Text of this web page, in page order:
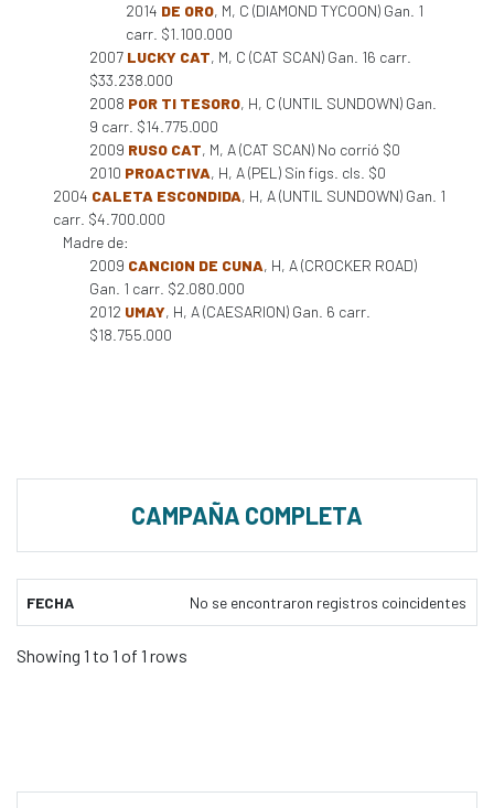
2014 DE ORO, M, C (DIAMOND TYCOON) Gan. 1
carr. $1.100.000
2007 LUCKY CAT, M, C (CAT SCAN) Gan. 16 carr.
$33.238.000
2008 POR TI TESORO, H, C (UNTIL SUNDOWN) Gan.
9 carr. $14.775.000
2009 RUSO CAT, M, A (CAT SCAN) No corrió $0
2010 PROACTIVA, H, A (PEL) Sin figs. cls. $0
2004 CALETA ESCONDIDA, H, A (UNTIL SUNDOWN) Gan. 1
carr. $4.700.000
Madre de:
2009 CANCION DE CUNA, H, A (CROCKER ROAD)
Gan. 1 carr. $2.080.000
2012 UMAY, H, A (CAESARION) Gan. 6 carr.
$18.755.000
CAMPAÑA COMPLETA
FECHA No se encontraron registros coincidentes
Showing 1 to 1 of 1 rows